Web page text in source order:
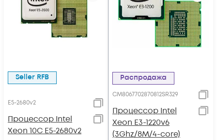
Seller RFB
E5-2680v2
Процессор Intel
Xeon 10C E5-2680v2
Распродажа
CM8067702870812SR329
Процессор Intel
Xeon E3-1220v6
(3Ghz/8M/4-core)